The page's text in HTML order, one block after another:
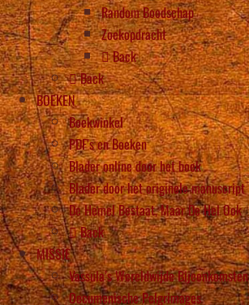
Random Boodschap
Zoekopdracht
Back
Back
BOEKEN
Boekwinkel
PDF’s en Boeken
Blader online door het boek
Blader door het originele manuscript
De Hemel Bestaat, Maar De Hel Ook
Back
MISSIE
Vassula’s Wereldwijde Bijeenkomsten
Oecumenische Pelgrimages